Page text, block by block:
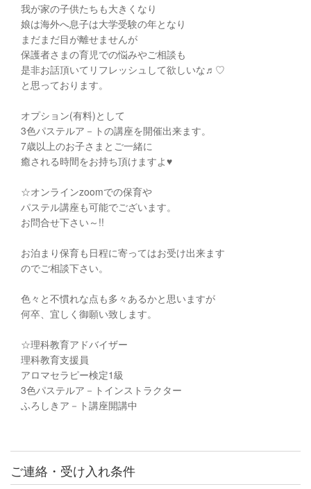
我が家の子供たちも大きくなり
娘は海外へ息子は大学受験の年となり
まだまだ目が離せませんが
保護者さまの育児での悩みやご相談も
是非お話頂いてリフレッシュして欲しいな♬︎♡
と思っております。
オプション(有料)として
3色パステルア－トの講座を開催出来ます。
7歳以上のお子さまとご一緒に
癒される時間をお持ち頂けますよ♥
☆オンラインzoomでの保育や
パステル講座も可能でございます。
お問合せ下さい～!!
お泊まり保育も日程に寄ってはお受け出来ます
のでご相談下さい。
色々と不慣れな点も多々あるかと思いますが
何卒、宜しく御願い致します。
☆理科教育アドバイザー
理科教育支援員
アロマセラピー検定1級
3色パステルア－トインストラクター
ふろしきア－ト講座開講中
ご連絡・受け入れ条件